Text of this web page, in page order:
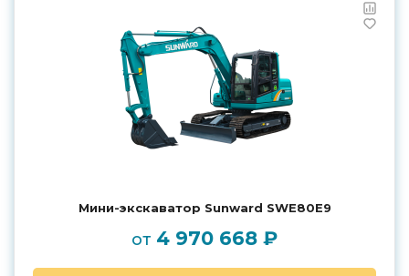
Мини-экскаватор Sunward SWE80E9
от 4 970 668 ₽